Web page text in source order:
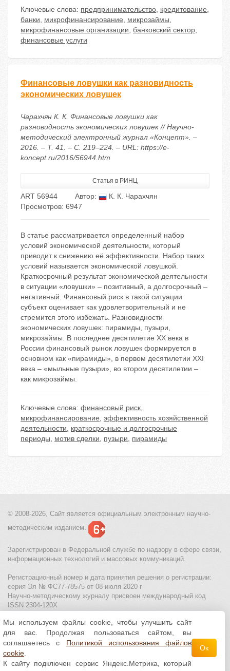
Ключевые слова: предпринимательство, кредитование,
банки, микрофинансирование, микрозаймы,
микрофинансовые организации, банковский сектор,
финансовые услуги
Финансовые ловушки как разновидность
экономических ловушек
Чарахчян К. К. Финансовые ловушки как
разновидность экономических ловушек // Научно-
методический электронный журнал «Концепт». –
2016. – Т. 41. – С. 219–224. – URL: https://e-
koncept.ru/2016/56944.htm
Статья в РИНЦ
ART 56944 Автор:
К. К. Чарахчян
Просмотров: 6947
В статье рассматривается определенный набор
условий экономической деятельности, который
приводит к снижению её эффективности. Набор таких
условий называется экономической ловушкой.
Краткосрочный результат экономической деятельности
в ситуации «ловушки» – позитивный, а долгосрочный –
негативный. Финансовый риск в такой ситуации
субъект оценивает как удовлетворительный и не
стремится этого избежать. Разновидности
экономических ловушек: пирамиды, пузыри,
микрозаймы. В последнее десятилетие XX века в
России финансовый рынок ловушек формируется в
основном как «пирамиды», в первом десятилетии XXI
века – «мыльные пузыри», во втором десятилетии –
как микрозаймы.
Ключевые слова: финансовый риск,
микрофинансирование, эффективность хозяйственной
деятельности, краткосрочные и долгосрочные
периоды, мотив сделки, пузыри, пирамиды
© 2008-2026, Сайт является официальным электронным научно-
методическим изданием.
Зарегистрирован в Федеральной службе по надзору в сфере связи,
информационных технологий и массовых коммуникаций.
Регистрационный номер и дата принятия решения о регистрации:
серия Эл № ФС77-78575 от 08 июля 2020 г
Научно-методическому журналу присвоен международный код
ISSN 2304-120X
МЦИТО|Школьные олимпиады и онлайн конкурсы для детей
Политика использования файлов cookie| Политика обработки и
защиты персональных данных
Все материалы доступны полицензии Creative
Мы используем файлы cookie, чтобы улучшить сайт
для вас. Продолжая пользоваться сайтом, вы
соглашаетесь с Политикой использования файлов
cookie
К сайту подключен сервис Яндекс.Метрика, который
Ок